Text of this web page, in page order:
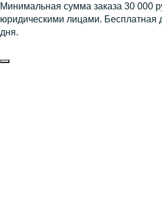
Минимальная сумма заказа 30 000
юридическими лицами. Бесплатная
дня.